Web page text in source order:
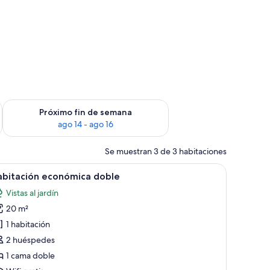
semana, ago 7 - ago 9
Próximo fin de semana
ago 14 - ago 16
Consulta la disponibilidad para el próximo fin de semana,
Se muestran 3 de 3 habitaciones
toallas.
televisor. Un dormitorio ordenado con un cabecero
7 económica doble
Vistas al jardín
20 m²
1 habitación
2 huéspedes
1 cama doble